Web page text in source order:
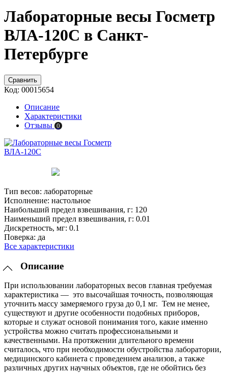
Лабораторные весы Госметр
ВЛА-120С в Санкт-
Петербурге
Сравнить
Код: 00015654
Описание
Характеристики
Отзывы 0
Тип весов: лабораторные
Исполнение: настольное
Наибольший предел взвешивания, г: 120
Наименьший предел взвешивания, г: 0.01
Дискретность, мг: 0.1
Поверка: да
Все характеристики
Описание
При использовании лабораторных весов главная требуемая
характеристика — это высочайшая точность, позволяющая
уточнить массу замеряемого груза до 0,1 мг. Тем не менее,
существуют и другие особенности подобных приборов,
которые и служат основой понимания того, какие именно
устройства можно считать профессиональными и
качественными. На протяжении длительного времени
считалось, что при необходимости обустройства лаборатории,
медицинского кабинета с проведением анализов, а также
различных других научных объектов, где не обойтись без